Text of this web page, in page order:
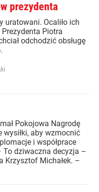
prezydenta
uratowani. Ocaliło ich
Piotra
odchodzić obsługę
Pokojowa Nagrodę
wysiłki, aby wzmocnić
i współprace
dziwaczna decyzja –
Krzysztof Michałek. –